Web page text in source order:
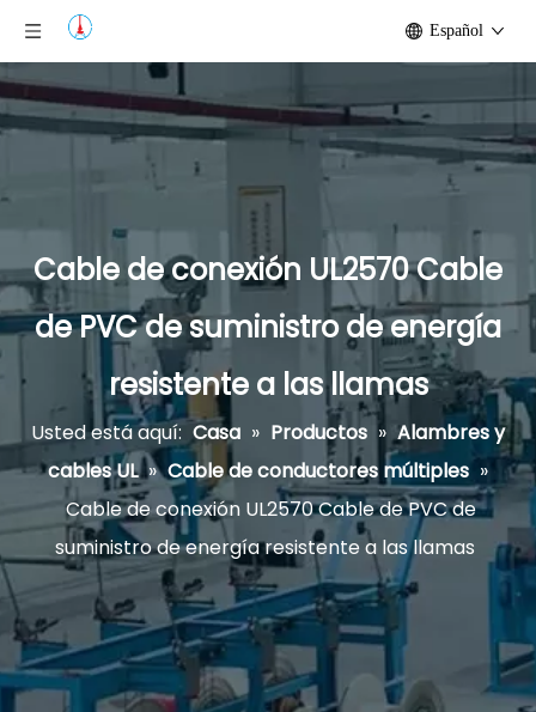
Español
Cable de conexión UL2570 Cable
de PVC de suministro de energía
resistente a las llamas
Usted está aquí: Casa » Productos » Alambres y
cables UL » Cable de conductores múltiples »
Cable de conexión UL2570 Cable de PVC de
suministro de energía resistente a las llamas